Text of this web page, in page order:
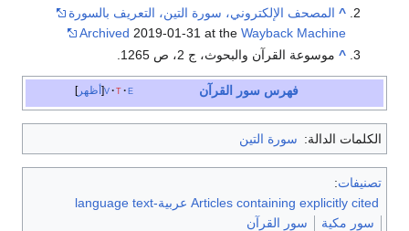
^ المصحف الإلكتروني، سورة التين، التعريف بالسورة
Archived 2019-01-31 at theWayback Machine
^ موسوعة القرآن والبحوث، ج 2، ص 1265.
أظهر v t e فهرس سور القرآن
الكلمات الدالة: سورة التين
تصنيفات:
Articles containing explicitly cited عربية-language text
سور مكية
سور القرآن